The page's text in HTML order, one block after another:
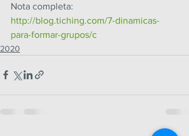
Nota completa:
http://blog.tiching.com/7-dinamicas-
para-formar-grupos/c
2020